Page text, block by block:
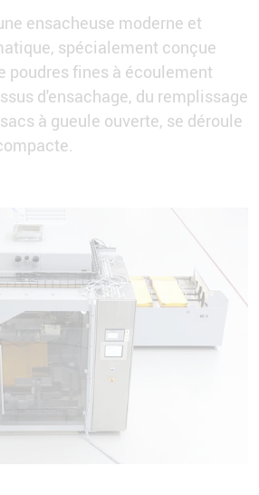
ensacheuse moderne et
spécialement conçue
poudres fines à écoulement
d'ensachage, du remplissage
à gueule ouverte, se déroule